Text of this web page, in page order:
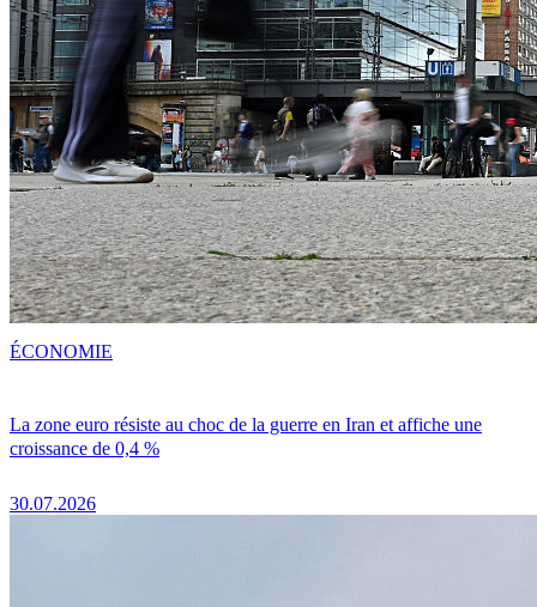
La zone euro résiste au choc de la guerre en Iran et affiche une
croissance de 0,4 %
30.07.2026
ÉCONOMIE